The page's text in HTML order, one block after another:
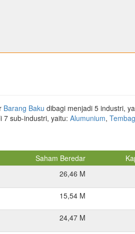
Barang Baku dibagi menjadi 5 industri,
7 sub-industri, yaitu: Alumunium,
Saham Beredar
26,46 M
15,54 M
24,47 M